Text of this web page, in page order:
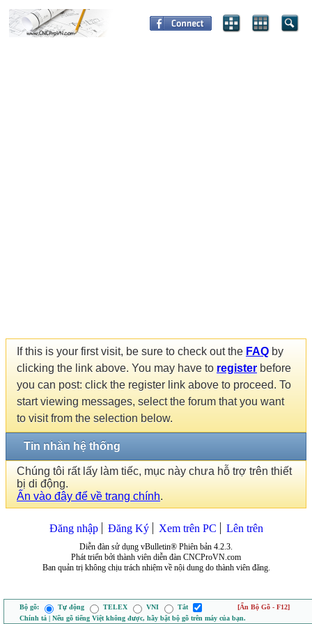
If this is your first visit, be sure to check out the FAQ by
clicking the link above. You may have to register before
you can post: click the register link above to proceed. To
start viewing messages, select the forum that you want
to visit from the selection below.
Tin nhắn hệ thống
Chúng tôi rất lấy làm tiếc, mục này chưa hỗ trợ trên thiết
bị di động.
Ấn vào đây để về trang chính.
Đăng nhập Đăng Ký Xem trên PC Lên trên
Diễn đàn sử dụng vBulletin® Phiên bản 4.2.3.
Phát triển bởi thành viên diễn đàn CNCProVN.com
Ban quản trị không chịu trách nhiệm về nội dung do thành viên đăng.
Bộ gõ: Tự động TELEX VNI Tắt
[Ẩn Bộ Gõ - F12]
Chính tả | Nếu gõ tiếng Việt không được, hãy bật bộ gõ trên máy của bạn.